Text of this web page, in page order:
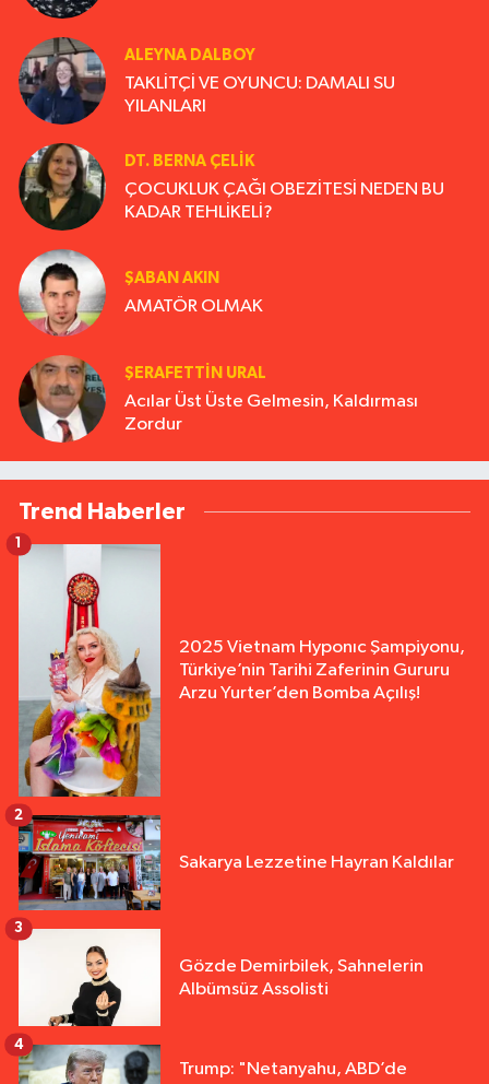
ALEYNA DALBOY
TAKLİTÇİ VE OYUNCU: DAMALI SU
YILANLARI
DT. BERNA ÇELIK
ÇOCUKLUK ÇAĞI OBEZİTESİ NEDEN BU
KADAR TEHLİKELİ?
ŞABAN AKIN
AMATÖR OLMAK
ŞERAFETTIN URAL
Acılar Üst Üste Gelmesin, Kaldırması
Zordur
Trend Haberler
2025 Vietnam Hyponıc Şampiyonu,
Türkiye’nin Tarihi Zaferinin Gururu
Arzu Yurter’den Bomba Açılış!
1
Sakarya Lezzetine Hayran Kaldılar
2
Gözde Demirbilek, Sahnelerin
Albümsüz Assolisti
3
Trump: "Netanyahu, ABD’de
4